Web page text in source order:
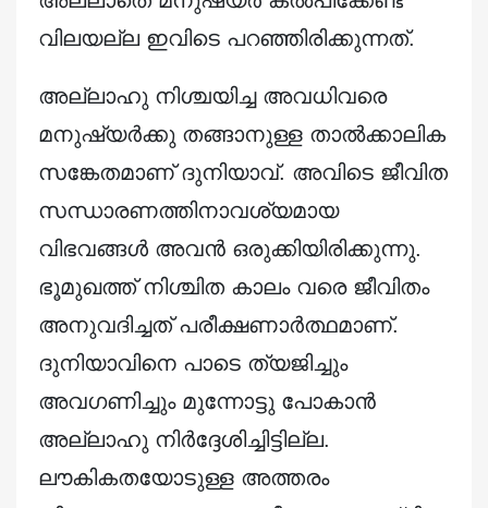
വിലയല്ല ഇവിടെ പറഞ്ഞിരിക്കുന്നത്.
അല്ലാഹു നിശ്ചയിച്ച അവധിവരെ
മനുഷ്യർക്കു തങ്ങാനുള്ള താൽക്കാലിക
സങ്കേതമാണ് ദുനിയാവ്. അവിടെ ജീവിത
സന്ധാരണത്തിനാവശ്യമായ
വിഭവങ്ങൾ അവൻ ഒരുക്കിയിരിക്കുന്നു.
ഭൂമുഖത്ത് നിശ്ചിത കാലം വരെ ജീവിതം
അനുവദിച്ചത് പരീക്ഷണാർത്ഥമാണ്.
ദുനിയാവിനെ പാടെ ത്യജിച്ചും
അവഗണിച്ചും മുന്നോട്ടു പോകാൻ
അല്ലാഹു നിർദ്ദേശിച്ചിട്ടില്ല.
ലൗകികതയോടുള്ള അത്തരം